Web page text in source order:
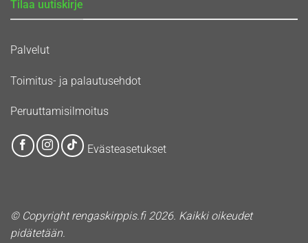
Tilaa uutiskirje
Palvelut
Toimitus- ja palautusehdot
Peruuttamisilmoitus
Evästeasetukset
© Copyright rengaskirppis.fi 2026. Kaikki oikeudet
pidätetään.